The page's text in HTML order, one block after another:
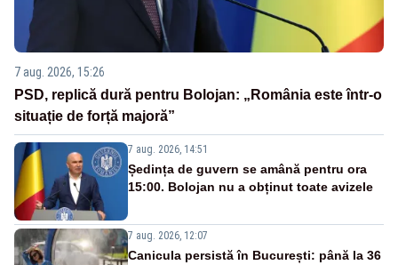
7 aug. 2026, 15:26
PSD, replică dură pentru Bolojan: „România este într-o
situație de forță majoră”
7 aug. 2026, 14:51
Ședința de guvern se amână pentru ora
15:00. Bolojan nu a obținut toate avizele
7 aug. 2026, 12:07
Canicula persistă în București: până la 36